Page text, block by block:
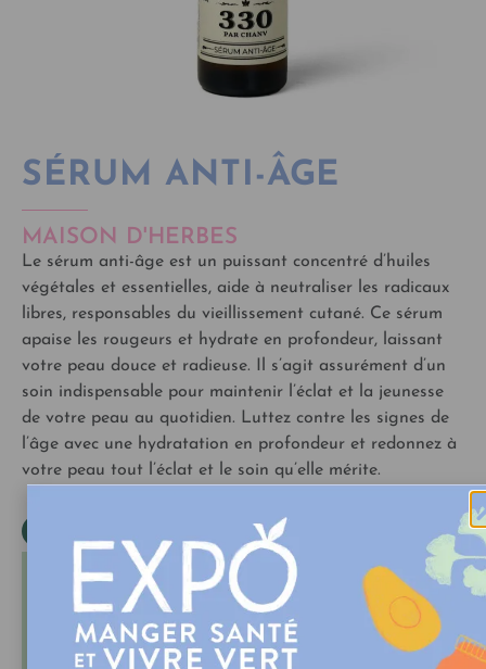
SÉRUM ANTI-ÂGE
MAISON D'HERBES
Le sérum anti-âge est un puissant concentré d’huiles
végétales et essentielles, aide à neutraliser les radicaux
libres, responsables du vieillissement cutané. Ce sérum
apaise les rougeurs et hydrate en profondeur, laissant
votre peau douce et radieuse. Il s’agit assurément d’un
soin indispensable pour maintenir l’éclat et la jeunesse
de votre peau au quotidien. Luttez contre les signes de
l’âge avec une hydratation en profondeur et redonnez à
votre peau tout l’éclat et le soin qu’elle mérite.
Végétalien
À propos de Maison d'Herbes
Maison d’Herbes propose des produits naturels
faits ici, formulés à partir du chanvre reconnu
pour ses effets sur l’équilibre et le bien-être.